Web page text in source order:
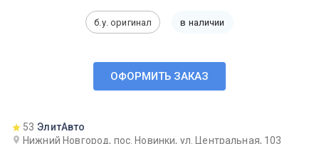
б.у. оригинал в наличии
ОФОРМИТЬ ЗАКАЗ
53 ЭлитАвто
Нижний Новгород, пос. Новинки, ул. Центральная, 103